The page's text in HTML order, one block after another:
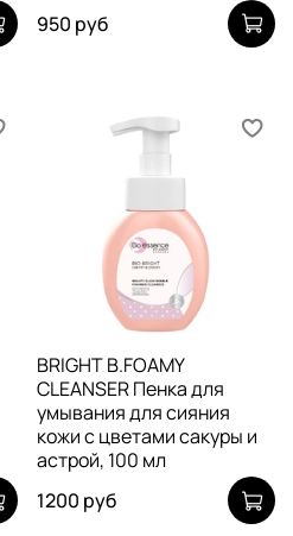
950 руб
BRIGHT B.FOAMY
CLEANSER Пенка для
умывания для сияния
кожи с цветами сакуры и
астрой, 100 мл
1200 руб